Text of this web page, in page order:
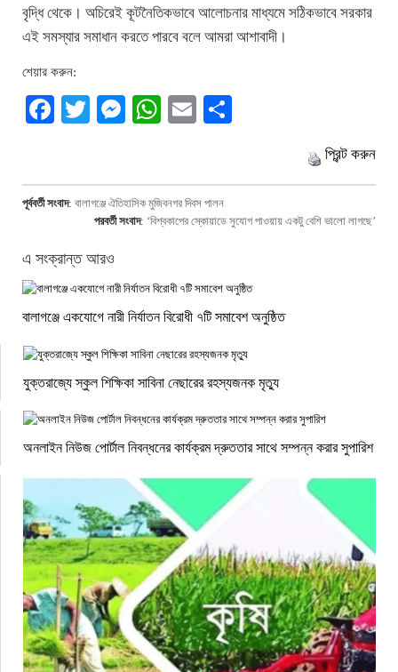
বৃদ্ধি থেকে। অচিরেই কূটনৈতিকভাবে আলোচনার মাধ্যমে সঠিকভাবে সরকার
এই সমস্যার সমাধান করতে পারবে বলে আমরা আশাবাদী।
শেয়ার করুন:
Facebook
TwitterMessenger
WhatsApp
Email
প্রিন্ট করুন
পূর্ববর্তী সংবাদ: বালাগঞ্জে ঐতিহাসিক মুজিবনগর দিবস পালন
পরবর্তী সংবাদ: ‘বিশ্বকাপের স্কোয়াডে সুযোগ পাওয়ায় একটু বেশি ভালো লাগছে’
এ সংক্রান্ত আরও
বালাগঞ্জে একযোগে নারী নির্যাতন বিরোধী ৭টি সমাবেশ অনুষ্ঠিত
যুক্তরাজ্যে স্কুল শিক্ষিকা সাবিনা নেছারের রহস্যজনক মৃত্যু
অনলাইন নিউজ পোর্টাল নিবন্ধনের কার্যক্রম দ্রুততার সাথে সম্পন্ন করার সুপারিশ